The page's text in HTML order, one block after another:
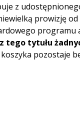
z
prowizję od
programu
tego tytułu
pozostaje